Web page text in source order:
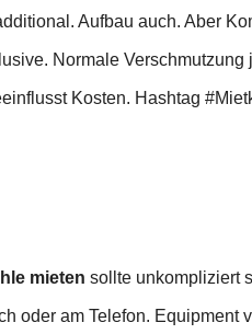
Aufbau auch. Aber
Normale
Kosten. Hashtag
mieten sollte unkompliziert
oder am Telefon. Equipment